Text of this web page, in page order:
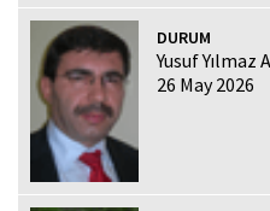
DURUM
Yusuf Yılmaz
26 May 2026